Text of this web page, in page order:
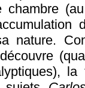
chambre
nature.